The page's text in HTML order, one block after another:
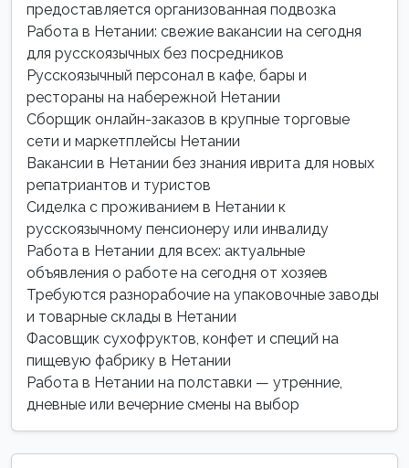
предоставляется организованная подвозка
Работа в Нетании: свежие вакансии на сегодня
для русскоязычных без посредников
Русскоязычный персонал в кафе, бары и
рестораны на набережной Нетании
Сборщик онлайн-заказов в крупные торговые
сети и маркетплейсы Нетании
Вакансии в Нетании без знания иврита для новых
репатриантов и туристов
Сиделка с проживанием в Нетании к
русскоязычному пенсионеру или инвалиду
Работа в Нетании для всех: актуальные
объявления о работе на сегодня от хозяев
Требуются разнорабочие на упаковочные заводы
и товарные склады в Нетании
Фасовщик сухофруктов, конфет и специй на
пищевую фабрику в Нетании
Работа в Нетании на полставки — утренние,
дневные или вечерние смены на выбор